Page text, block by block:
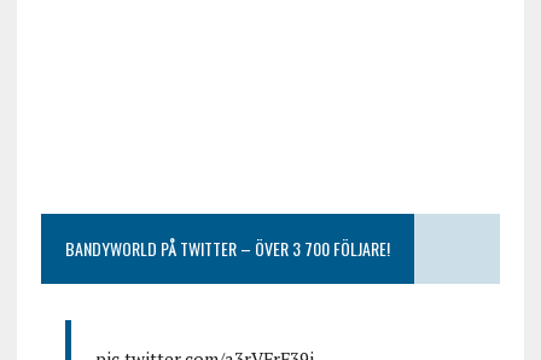
BANDYWORLD PÅ TWITTER – ÖVER 3 700 FÖLJARE!